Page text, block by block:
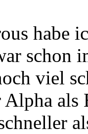
habe
schon
viel
Alpha